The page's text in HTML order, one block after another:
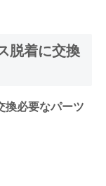
脱着に交換
換必要なパーツ